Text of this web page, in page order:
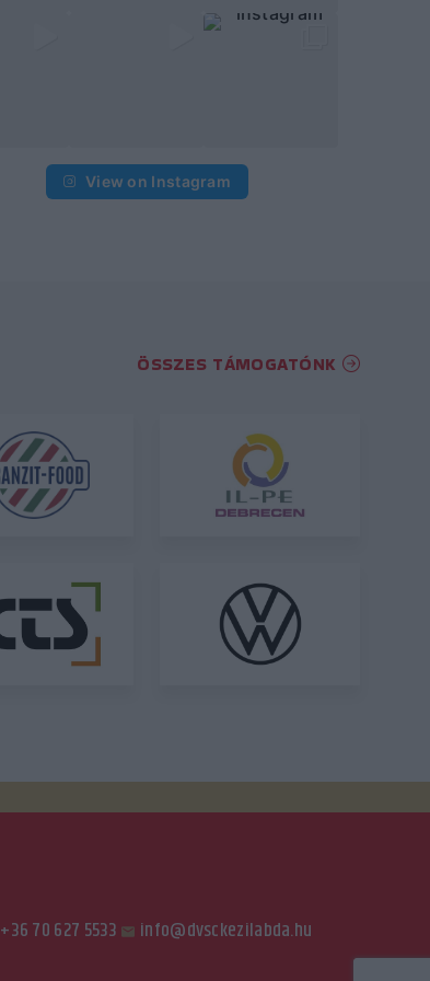
View on Instagram
ÖSSZES TÁMOGATÓNK
+36 70 627 5533 info@dvsckezilabda.hu